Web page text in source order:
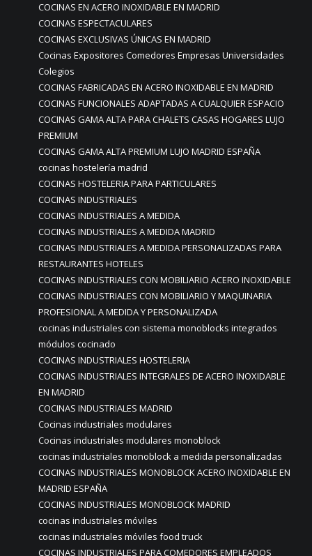
COCINAS EN ACERO INOXIDABLE EN MADRID
COCINAS ESPECTACULARES
COCINAS EXCLUSIVAS ÚNICAS EN MADRID
Cocinas Expositores Comedores Empresas Universidades
Colegios
COCINAS FABRICADAS EN ACERO INOXIDABLE EN MADRID
COCINAS FUNCIONALES ADAPTADAS A CUALQUIER ESPACIO
COCINAS GAMA ALTA PARA CHALETS CASAS HOGARES LUJO
PREMIUM
COCINAS GAMA ALTA PREMIUM LUJO MADRID ESPAÑA
cocinas hostelería madrid
COCINAS HOSTELERIA PARA PARTICULARES
COCINAS INDUSTRIALES
COCINAS INDUSTRIALES A MEDIDA
COCINAS INDUSTRIALES A MEDIDA MADRID
COCINAS INDUSTRIALES A MEDIDA PERSONALIZADAS PARA
RESTAURANTES HOTELES
COCINAS INDUSTRIALES CON MOBILIARIO ACERO INOXIDABLE
COCINAS INDUSTRIALES CON MOBILIARIO Y MAQUINARIA
PROFESIONAL A MEDIDA Y PERSONALIZADA
cocinas industriales con sistema monoblocks integrados
módulos cocinado
COCINAS INDUSTRIALES HOSTELERIA
COCINAS INDUSTRIALES INTEGRALES DE ACERO INOXIDABLE
EN MADRID
COCINAS INDUSTRIALES MADRID
Cocinas industriales modulares
Cocinas industriales modulares monoblock
cocinas industriales monoblock a medida personalizadas
COCINAS INDUSTRIALES MONOBLOCK ACERO INOXIDABLE EN
MADRID ESPAÑA
COCINAS INDUSTRIALES MONOBLOCK MADRID
cocinas industriales móviles
cocinas industriales móviles food truck
COCINAS INDUSTRIALES PARA COMEDORES EMPLEADOS